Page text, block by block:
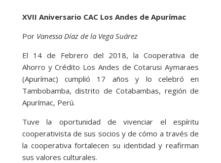
XVII Aniversario CAC Los Andes de Apurímac
Por Vanessa Díaz de la Vega Suárez
El 14 de Febrero del 2018, la Cooperativa de
Ahorro y Crédito Los Andes de Cotarusi Aymaraes
(Apurímac) cumplió 17 años y lo celebró en
Tambobamba, distrito de Cotabambas, región de
Apurímac, Perú.
Tuve la oportunidad de vivenciar el espíritu
cooperativista de sus socios y de cómo a través de
la cooperativa fortalecen su identidad y reafirman
sus valores culturales.